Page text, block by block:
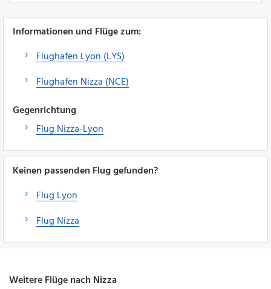
Informationen und Flüge zum:
Flughafen Lyon (LYS)
Flughafen Nizza (NCE)
Gegenrichtung
Flug Nizza-Lyon
Keinen passenden Flug gefunden?
Flug Lyon
Flug Nizza
Weitere Flüge nach Nizza